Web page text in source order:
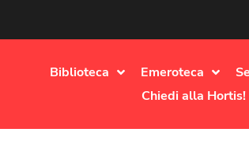
Biblioteca Emeroteca
Chiedi alla Hortis!